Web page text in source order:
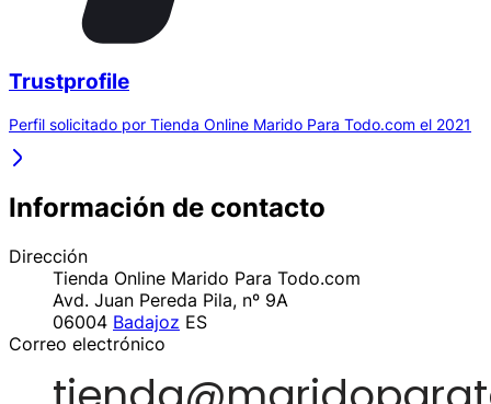
Trustprofile
Perfil solicitado por Tienda Online Marido Para Todo.com el 2021
Información de contacto
Dirección
Tienda Online Marido Para Todo.com
Avd. Juan Pereda Pila, nº 9A
06004 Badajoz ES
Correo electrónico